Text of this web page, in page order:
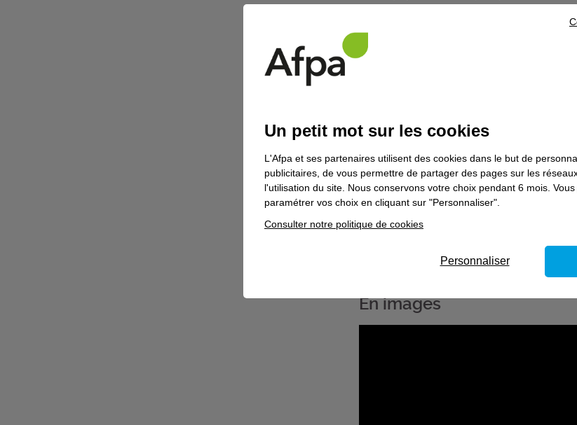
téléphone et par messagerie internet.
Il/elle promeut et vend des prestations sur
l'organisation et à l'animation d'événements
de sa mission, il/elle applique les procédures
éventuellement en langue étrangère (le plus
L'agent/e d'accueil touristique exerce seul ou
hiérarchique. Il/elle est le plus souvent
les institutionnels du tourisme (Office de
Selon la taille de l'entreprise, l'agent/e
partiel, en tant que permanent ou saisonnier.
les week-ends et jours fériés. Cet emploi
Aptitudes souhaitées : bonne
esprit d'initiative, disponibilité
En images
Un petit mot sur les cookies
L'Afpa et ses partenaires utilisent des cookies dans le but de
publicitaires, de vous permettre de partager des pages sur les
l'utilisation du site. Nous conservons votre choix pendant 6 mois.
paramétrer vos choix en cliquant sur "Personnaliser".
Consulter notre politique de cookies
Personnaliser